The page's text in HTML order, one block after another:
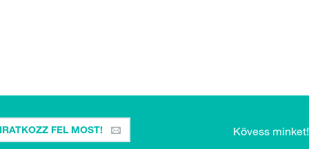
IRATKOZZ FEL MOST! Kövess minket!